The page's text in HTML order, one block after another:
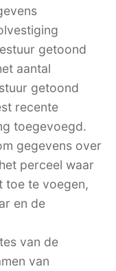
getoond
aantal
getoond
recente
toegevoegd.
gegevens over
perceel waar
toe te voegen,
en de
van de
van